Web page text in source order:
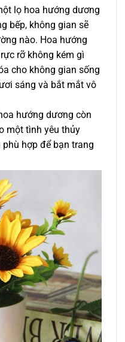
lọ hoa hướng dương
bếp, không gian sẽ
nào. Hoa hướng
rỡ không kém gì
cho không gian sống
sáng và bắt mắt vô
hướng dương còn
một tình yêu thủy
hợp để bạn trang